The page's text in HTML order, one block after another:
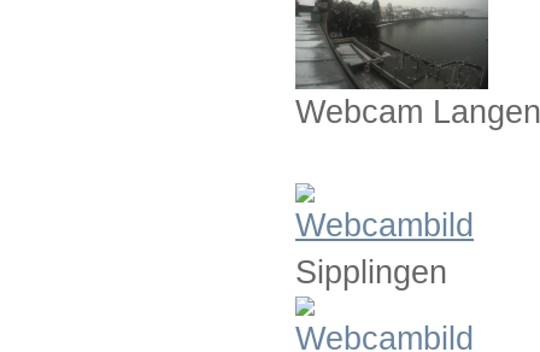
Webcam
Sipplingen